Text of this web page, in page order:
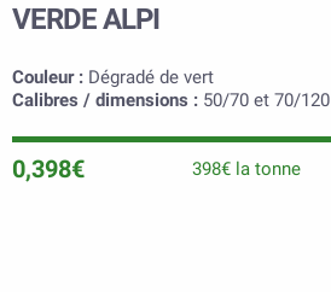
VERDE ALPI
Couleur : Dégradé de vert
Calibres / dimensions : 50/70 et 70/120
0,398€ 398€ la tonne